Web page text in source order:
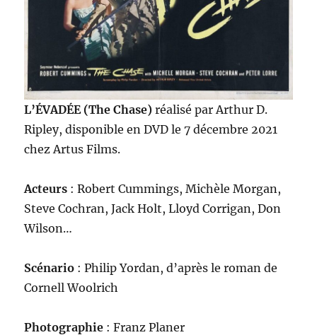
L’ÉVADÉE (The Chase) réalisé par Arthur D.
Ripley, disponible en DVD le 7 décembre 2021
chez Artus Films.
Acteurs : Robert Cummings, Michèle Morgan,
Steve Cochran, Jack Holt, Lloyd Corrigan, Don
Wilson…
Scénario : Philip Yordan, d’après le roman de
Cornell Woolrich
Photographie : Franz Planer